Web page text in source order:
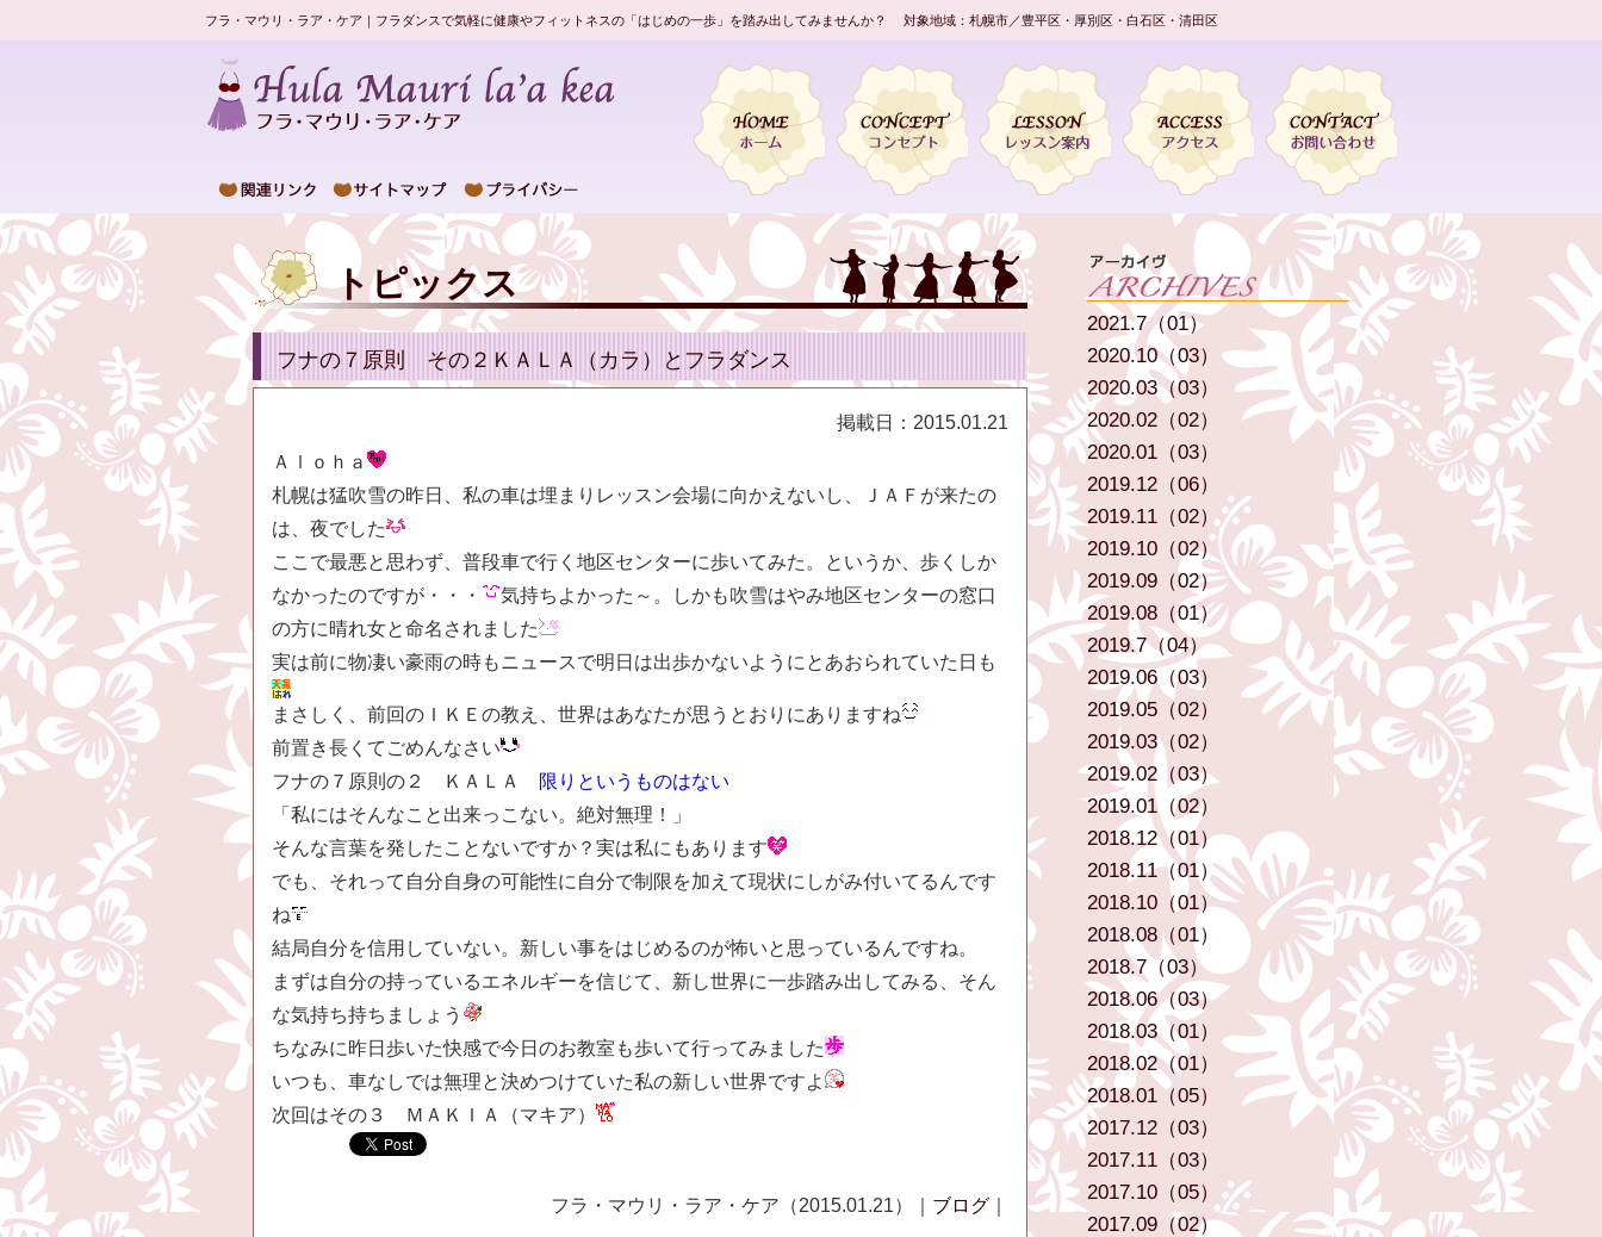
フラ・マウリ・ラア・ケア｜フラダンスで気軽に健康やフィットネスの「はじめの一歩」を踏み出してみませんか？ 対象地域：札幌市／豊平区・厚別区・白石区・清田区
トピックス
フナの７原則 その２ＫＡＬＡ（カラ）とフラダンス
掲載日： 2015.01.21
Ａｌｏｈａ
札幌は猛吹雪の昨日、私の車は埋まりレッスン会場に向かえないし、ＪＡＦが来たの
は、夜でした
ここで最悪と思わず、普段車で行く地区センターに歩いてみた。というか、歩くしか
なかったのですが・・・
気持ちよかった～。しかも吹雪はやみ地区センターの窓口
の方に晴れ女と命名されました
実は前に物凄い豪雨の時もニュースで明日は出歩かないようにとあおられていた日も
まさしく、前回のＩＫＥの教え、世界はあなたが思うとおりにありますね
前置き長くてごめんなさい
フナの７原則の２ ＫＡＬＡ
限りというものはない
「私にはそんなこと出来っこない。絶対無理！」
そんな言葉を発したことないですか？実は私にもあります
でも、それって自分自身の可能性に自分で制限を加えて現状にしがみ付いてるんです
ね
結局自分を信用していない。新しい事をはじめるのが怖いと思っているんですね。
まずは自分の持っているエネルギーを信じて、新し世界に一歩踏み出してみる、そん
な気持ち持ちましょう
ちなみに昨日歩いた快感で今日のお教室も歩いて行ってみました
いつも、車なしでは無理と決めつけていた私の新しい世界ですよ
次回はその３ ＭＡＫＩＡ（マキア）
フラ・マウリ・ラア・ケア（2015.01.21）｜ ブログ
2021.7（01）
2020.10（03）
2020.03（03）
2020.02（02）
2020.01（03）
2019.12（06）
2019.11（02）
2019.10（02）
2019.09（02）
2019.08（01）
2019.7（04）
2019.06（03）
2019.05（02）
2019.03（02）
2019.02（03）
2019.01（02）
2018.12（01）
2018.11（01）
2018.10（01）
2018.08（01）
2018.7（03）
2018.06（03）
2018.03（01）
2018.02（01）
2018.01（05）
2017.12（03）
2017.11（03）
2017.10（05）
2017.09（02）